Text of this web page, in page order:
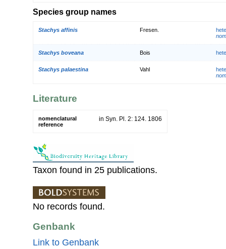
Species group names
Stachys affinis Fresen.
Stachys boveana Bois
Stachys palaestina Vahl
Literature
nomenclatural
reference
in Syn. Pl. 2: 124. 1806
Taxon found in 25 publications.
No records found.
Genbank
Link to Genbank